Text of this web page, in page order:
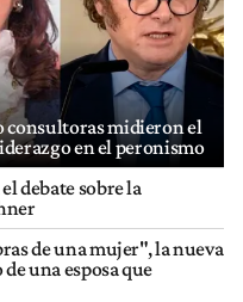
consultoras midieron el
en el peronismo
debate sobre la
de una mujer", la nueva
una esposa que